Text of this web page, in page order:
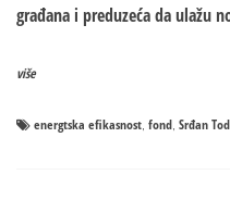
građana i preduzeća da ulažu
više
energtska efikasnost, fond, Srđan